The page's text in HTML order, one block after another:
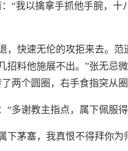
“我以擒拿手抓他手腕，
，快速无伦的攻拒来去。
招料他施展不出。”张无忌
两个圆圈，右手食指突从
“多谢教主指点，属下佩服得
下茅塞，我真恨不得拜你为